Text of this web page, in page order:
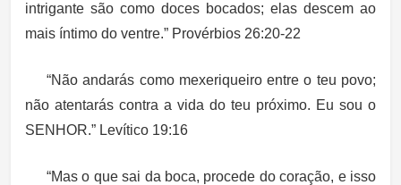
intrigante são como doces bocados; elas descem ao
mais íntimo do ventre.” Provérbios 26:20-22
“Não andarás como mexeriqueiro entre o teu povo;
não atentarás contra a vida do teu próximo. Eu sou o
SENHOR.” Levítico 19:16
“Mas o que sai da boca, procede do coração, e isso